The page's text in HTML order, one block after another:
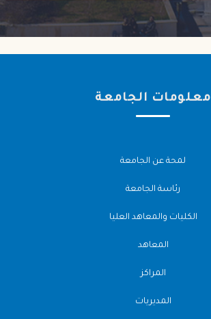
معلومات الجامعة
لمحة عن الجامعة
رئاسة الجامعة
الكليات والمعاهد العليا
المعاهد
المراكز
المديريات